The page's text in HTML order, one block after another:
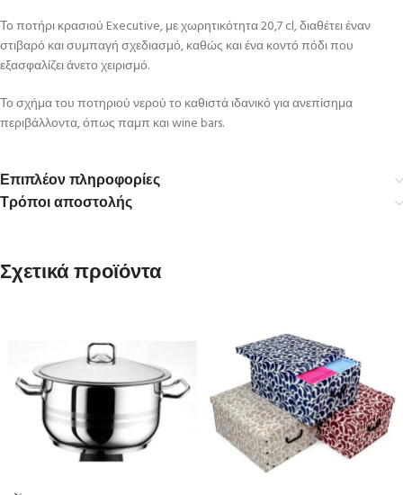
Το ποτήρι κρασιού Executive, με χωρητικότητα 20,7 cl, διαθέτει έναν
στιβαρό και συμπαγή σχεδιασμό, καθώς και ένα κοντό πόδι που
εξασφαλίζει άνετο χειρισμό.
Το σχήμα του ποτηριού νερού το καθιστά ιδανικό για ανεπίσημα
περιβάλλοντα, όπως παμπ και wine bars.
Επιπλέον πληροφορίες
Τρόποι αποστολής
Σχετικά προϊόντα